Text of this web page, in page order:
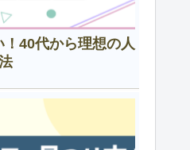
40代から理想の人